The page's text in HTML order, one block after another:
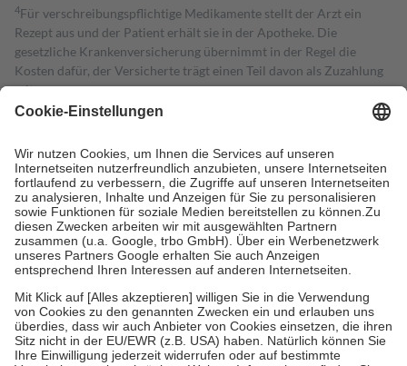
4Für verschreibungspflichtige Medikamente stellt der Arzt ein
Rezept aus und der Patient erhält sie in der Apotheke. Die
gesetzliche Krankenversicherung übernimmt in der Regel die
Kosten dafür, der Versicherte trägt einen Teil davon als Zuzahlung
mit.
Grundsätzlich leisten Mitglieder Zuzahlungen in Höhe von zehn
höchstens zehn Euro.
Es sind jedoch nie mehr als die tatsächlichen
Kosten der Leistung zu entrichten.
Diese Regeln gelten grundsätzlich auch für Online-Apotheken.
Bei Heilmitteln und häuslicher Krankenpflege beträgt die
Zuzahlung zehn Prozent der Kosten sowie zehn Euro je
Verordnung.
Um das Engagement der Versicherten für ihre eigene Gesundheit zu
stärken und die besondere Stellung der Familie zu unterstützen,
fallenkeine Zuzahlungenan bei:
• Kindern und Jugendlichen bis zum vollendeten 18. Lebensjahr
mit Ausnahme der Fahrkosten
• Untersuchungen zur Vorsorge und Früherkennung, die von der